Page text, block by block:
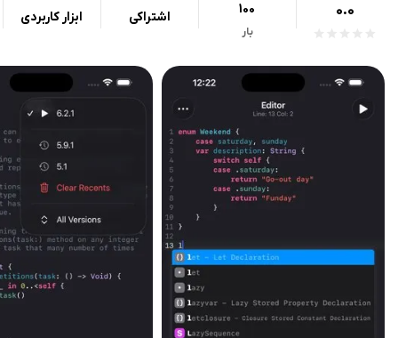
0.0
100
بار
اشتراکی ابزار کاربردی